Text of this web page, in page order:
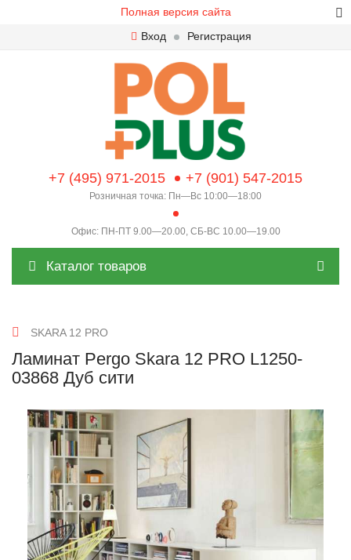
Полная версия сайта
Вход
Регистрация
+7 (495) 971-2015 +7 (901) 547-2015
Розничная точка: Пн—Вс 10:00—18:00
Офис: ПН-ПТ 9.00—20.00, СБ-ВС 10.00—19.00
Каталог товаров
SKARA 12 PRO
Ламинат Pergo Skara 12 PRO L1250-
03868 Дуб сити